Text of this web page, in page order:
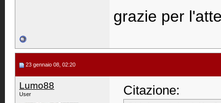
grazie per
23 gennaio 08, 02:20
Lumo88
User Citazione: